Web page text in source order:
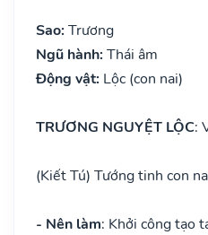
Sao: Trương
Ngũ hành: Thái âm
Động vật: Lộc (con nai)
TRƯƠNG NGUYỆT LỘC:
(Kiết Tú) Tướng tinh con
- Nên làm: Khởi công tạo